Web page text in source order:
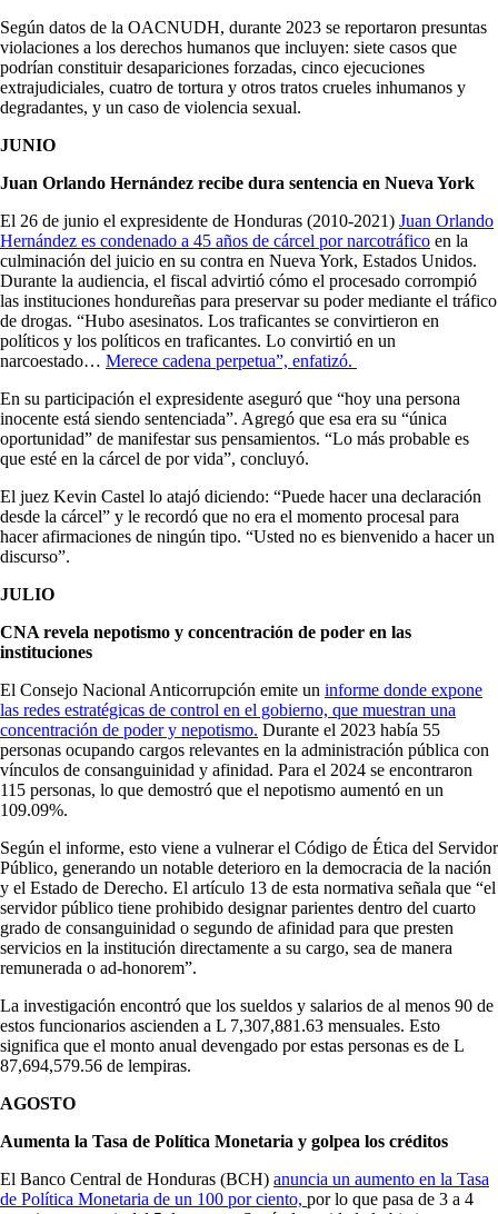
Según datos de la OACNUDH, durante 2023 se reportaron presuntas
violaciones a los derechos humanos que incluyen: siete casos que
podrían constituir desapariciones forzadas, cinco ejecuciones
extrajudiciales, cuatro de tortura y otros tratos crueles inhumanos y
degradantes, y un caso de violencia sexual.
JUNIO
Juan Orlando Hernández recibe dura sentencia en Nueva York
El 26 de junio el expresidente de Honduras (2010-2021) Juan Orlando
Hernández es condenado a 45 años de cárcel por narcotráfico en la
culminación del juicio en su contra en Nueva York, Estados Unidos.
Durante la audiencia, el fiscal advirtió cómo el procesado corrompió
las instituciones hondureñas para preservar su poder mediante el tráfico
de drogas. “Hubo asesinatos. Los traficantes se convirtieron en
políticos y los políticos en traficantes. Lo convirtió en un
narcoestado… Merece cadena perpetua”, enfatizó.
En su participación el expresidente aseguró que “hoy una persona
inocente está siendo sentenciada”. Agregó que esa era su “única
oportunidad” de manifestar sus pensamientos. “Lo más probable es
que esté en la cárcel de por vida”, concluyó.
El juez Kevin Castel lo atajó diciendo: “Puede hacer una declaración
desde la cárcel” y le recordó que no era el momento procesal para
hacer afirmaciones de ningún tipo. “Usted no es bienvenido a hacer un
discurso”.
JULIO
CNA revela nepotismo y concentración de poder en las
instituciones
El Consejo Nacional Anticorrupción emite un informe donde expone
las redes estratégicas de control en el gobierno, que muestran una
concentración de poder y nepotismo. Durante el 2023 había 55
personas ocupando cargos relevantes en la administración pública con
vínculos de consanguinidad y afinidad. Para el 2024 se encontraron
115 personas, lo que demostró que el nepotismo aumentó en un
109.09%.
Según el informe, esto viene a vulnerar el Código de Ética del Servidor
Público, generando un notable deterioro en la democracia de la nación
y el Estado de Derecho. El artículo 13 de esta normativa señala que “el
servidor público tiene prohibido designar parientes dentro del cuarto
grado de consanguinidad o segundo de afinidad para que presten
servicios en la institución directamente a su cargo, sea de manera
remunerada o ad‐honorem”.
La investigación encontró que los sueldos y salarios de al menos 90 de
estos funcionarios ascienden a L 7,307,881.63 mensuales. Esto
significa que el monto anual devengado por estas personas es de L
87,694,579.56 de lempiras.
AGOSTO
Aumenta la Tasa de Política Monetaria y golpea los créditos
El Banco Central de Honduras (BCH) anuncia un aumento en la Tasa
de Política Monetaria de un 100 por ciento, por lo que pasa de 3 a 4